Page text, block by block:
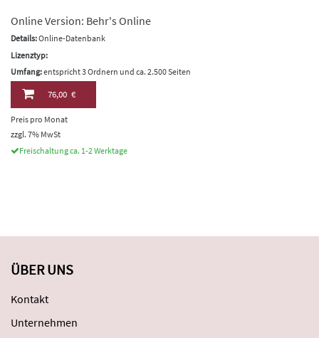
Online Version: Behr's Online
Details:Online-Datenbank
Lizenztyp:
Umfang:entspricht 3 Ordnern und ca. 2.500 Seiten
76,00 €
Preis pro Monat
zzgl. 7% MwSt
Freischaltung ca. 1-2 Werktage
ÜBER UNS
Kontakt
Unternehmen